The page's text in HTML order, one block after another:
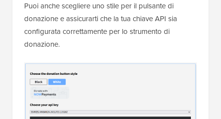
Puoi anche scegliere uno stile per il pulsante di
donazione e assicurarti che la tua chiave API sia
configurata correttamente per lo strumento di
donazione.